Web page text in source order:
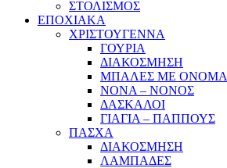
ΣΤΟΛΙΣΜΟΣ
ΕΠΟΧΙΑΚΑ
ΧΡΙΣΤΟΥΓΕΝΝΑ
ΓΟΥΡΙΑ
ΔΙΑΚΟΣΜΗΣΗ
ΜΠΑΛΕΣ ΜΕ ΟΝΟΜΑ
ΝΟΝΑ – ΝΟΝΟΣ
ΔΑΣΚΑΛΟΙ
ΓΙΑΓΙΑ – ΠΑΠΠΟΥΣ
ΠΑΣΧΑ
ΔΙΑΚΟΣΜΗΣΗ
ΛΑΜΠΑΔΕΣ